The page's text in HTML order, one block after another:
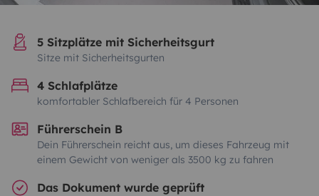
5 Sitzplätze mit Sicherheitsgurt
Sitze mit Sicherheitsgurten
4 Schlafplätze
komfortabler Schlafbereich für 4 Personen
Führerschein B
Dein Führerschein reicht aus, um dieses Fahrzeug mit
einem Gewicht von weniger als 3500 kg zu fahren
Das Dokument wurde geprüft